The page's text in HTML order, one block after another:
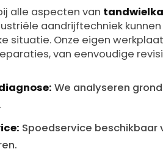
alle aspecten van
aandrijftechniek
situatie. Onze eigen
van eenvoudige
We analyseren
Spoedservice